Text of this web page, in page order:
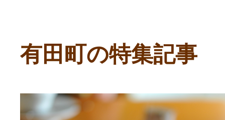
副業・パラレルワーカー
個人事業主・フリーラン
有田町の特集記事